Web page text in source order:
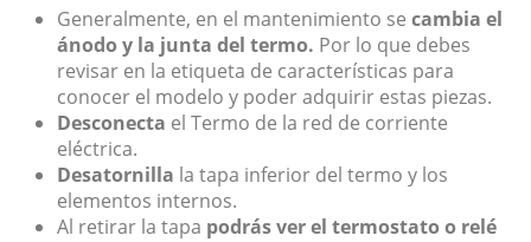
Generalmente, en el mantenimiento se cambia el
ánodo y la junta del termo. Por lo que debes
revisar en la etiqueta de características para
conocer el modelo y poder adquirir estas piezas.
Desconecta el Termo de la red de corriente
eléctrica.
Desatornilla la tapa inferior del termo y los
elementos internos.
Al retirar la tapa podrás ver el termostato o relé